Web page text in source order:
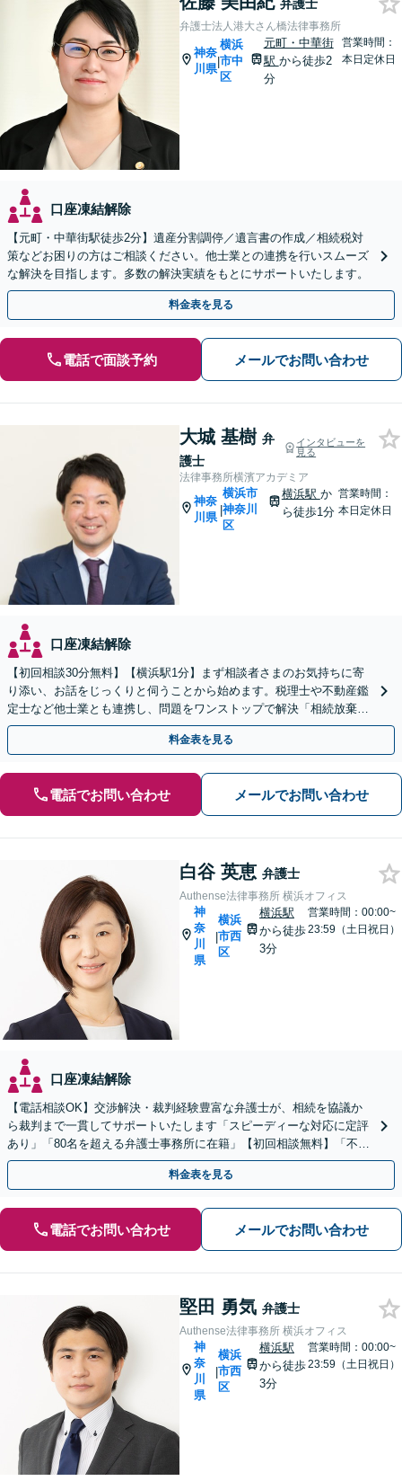
弁護士
弁護士法人港大さん橋法律事務所
神奈
川県
|
横浜
市中
区
元町・中華街
駅 から徒歩2
分
営業時間：
本日定休日
口座凍結解除
【元町・中華街駅徒歩2分】遺産分割調停／遺言書の作成／相続税対
策などお困りの方はご相談ください。他士業との連携を行いスムーズ
な解決を目指します。多数の解決実績をもとにサポートいたします。
料金表を見る
電話で面談予約 メールでお問い合わせ
大城 基樹 弁
護士
インタビューを
見る
法律事務所横濱アカデミア
神奈
川県
|
横浜市
神奈川
区
横浜駅 か
ら徒歩1分
営業時間：
本日定休日
口座凍結解除
【初回相談30分無料】【横浜駅1分】まず相談者さまのお気持ちに寄
り添い、お話をじっくりと伺うことから始めます。税理士や不動産鑑
定士など他士業とも連携し、問題をワンストップで解決「相続放棄／
遺言書作成／遺留分侵害額請求／使い込み・寄与分など」
料金表を見る
電話でお問い合わせ メールでお問い合わせ
白谷 英恵 弁護士
Authense法律事務所 横浜オフィス
神
奈
川
県
|
横浜
市西
区
横浜駅
から徒歩
3分
営業時間：00:00~
23:59（土日祝日）
口座凍結解除
【電話相談OK】交渉解決・裁判経験豊富な弁護士が、相続を協議か
ら裁判まで一貫してサポートいたします「スピーディーな対応に定評
あり」「80名を超える弁護士事務所に在籍」【初回相談無料】「不動
産相続に強い」【完全個室対応】【バリアフリー対応】
料金表を見る
電話でお問い合わせ メールでお問い合わせ
堅田 勇気 弁護士
Authense法律事務所 横浜オフィス
神
奈
川
県
|
横浜
市西
区
横浜駅
から徒歩
3分
営業時間：00:00~
23:59（土日祝日）